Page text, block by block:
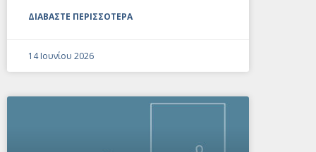
ΔΙΑΒΑΣΤΕ ΠΕΡΙΣΣΟΤΕΡΑ
14 Ιουνίου 2026